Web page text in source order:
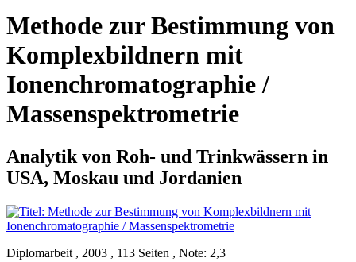
Methode zur Bestimmung von
Komplexbildnern mit
Ionenchromatographie /
Massenspektrometrie
Analytik von Roh- und Trinkwässern in
USA, Moskau und Jordanien
Diplomarbeit , 2003 , 113 Seiten , Note: 2,3